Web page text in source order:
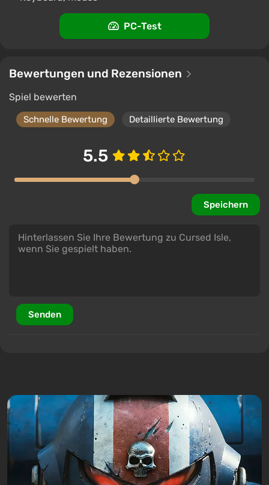
PC-Test
Bewertungen und Rezensionen
Spiel bewerten
Schnelle Bewertung Detaillierte Bewertung
5.5
Speichern
Senden